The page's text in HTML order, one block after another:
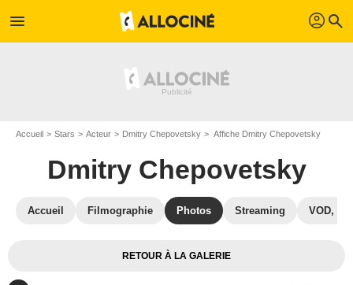
menu profil search
Accueil Stars Acteur Dmitry Chepovetsky Affiche Dmitry Chepovetsky
Dmitry Chepovetsky
Accueil Filmographie Photos Streaming VOD,
RETOUR À LA GALERIE